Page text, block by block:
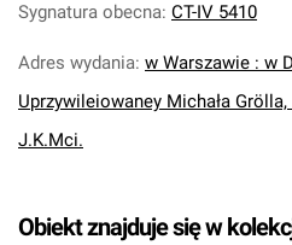
Sygnatura obecna: CT-IV 5410
Adres wydania: w Warszawie : w
Uprzywileiowaney Michała
J.K.Mci.
Obiekt znajduje się w